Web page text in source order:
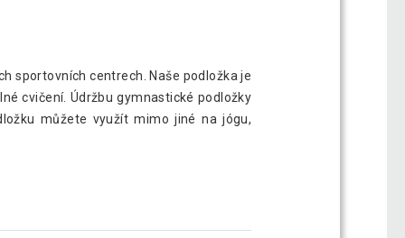
sportovních centrech. Naše podložka je
cvičení. Údržbu gymnastické podložky
můžete využít mimo jiné na jógu,